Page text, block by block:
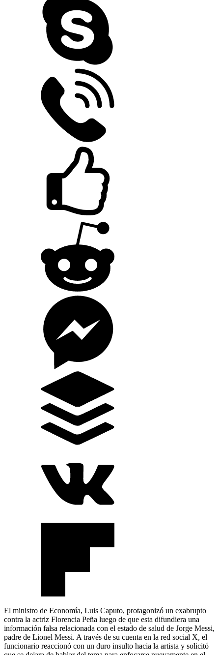
El ministro de Economía, Luis Caputo, protagonizó un exabrupto
contra la actriz Florencia Peña luego de que esta difundiera una
información falsa relacionada con el estado de salud de Jorge Messi,
padre de Lionel Messi. A través de su cuenta en la red social X, el
funcionario reaccionó con un duro insulto hacia la artista y solicitó